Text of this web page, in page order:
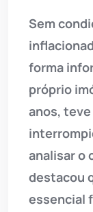
Sem
forma
próprio
anos,
analisar o
destacou
essencial